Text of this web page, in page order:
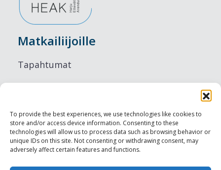
To provide the best experiences, we use technologies like cookies to
store and/or access device information. Consenting to these
technologies will allow us to process data such as browsing behavior or
unique IDs on this site. Not consenting or withdrawing consent, may
adversely affect certain features and functions.
Matkailiijoille
Tapahtumat
Ruokailu
Nähtävyydet
Visit Tallinn